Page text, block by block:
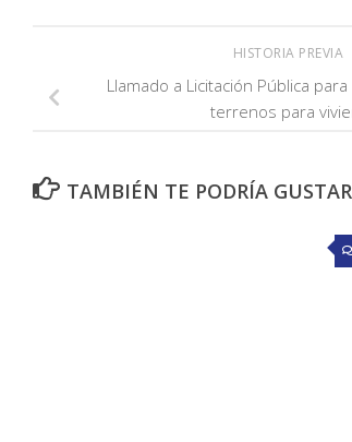
HISTORIA PREVIA
Llamado a Licitación Pública
terrenos para
TAMBIÉN TE PODRÍA